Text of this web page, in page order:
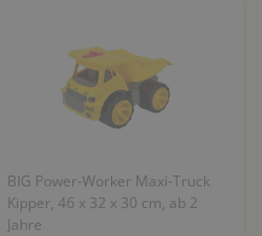
BIG Power-Worker Maxi-Truck
Kipper, 46 x 32 x 30 cm, ab 2
Jahre